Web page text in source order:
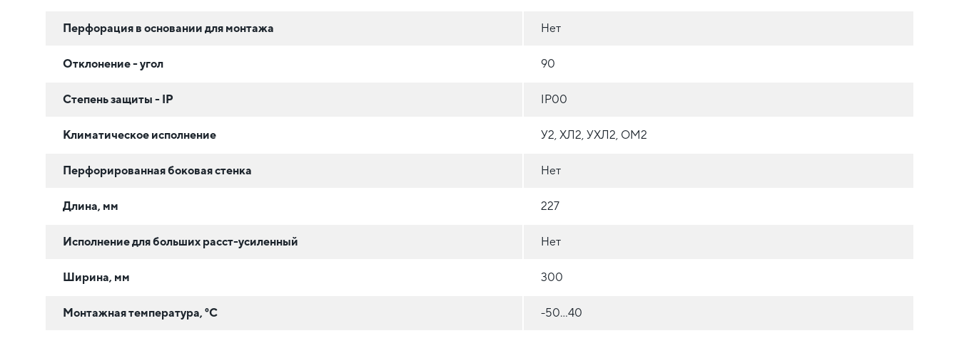
Перфорация в основании для монтажа Нет
Отклонение - угол 90
Степень защиты - IP IP00
Климатическое исполнение У2, ХЛ2, УХЛ2, ОМ2
Перфорированная боковая стенка Нет
Длина, мм 227
Исполнение для больших расст-усиленный Нет
Ширина, мм 300
Монтажная температура, °C -50...40